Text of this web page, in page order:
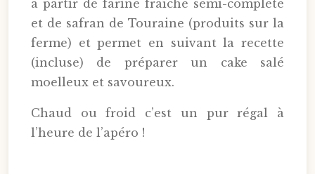
à partir de farine fraîche semi-complète
et de safran de Touraine (produits sur la
ferme) et permet en suivant la recette
(incluse) de préparer un cake salé
moelleux et savoureux.
Chaud ou froid c’est un pur régal à
l’heure de l’apéro !